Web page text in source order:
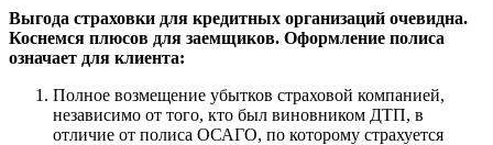
Выгода страховки для кредитных организаций очевидна.
Коснемся плюсов для заемщиков. Оформление полиса
означает для клиента:
Полное возмещение убытков страховой компанией,
независимо от того, кто был виновником ДТП, в
отличие от полиса ОСАГО, по которому страхуется